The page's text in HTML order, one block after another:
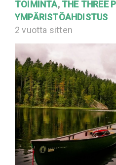
TOIMINTA, THE THREE
YMPÄRISTÖAHDISTUS
2 vuotta sitten